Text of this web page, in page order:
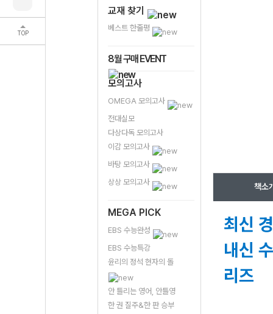
TOP
교재 찾기
베스트 한줄평
8월 구매 EVENT
모의고사
OMEGA 모의고사
전대실모
다상다독 모의고사
이감 모의고사
바탕 모의고사
상상 모의고사
MEGA PICK
EBS 수능완성
EBS 수능특강
윤리의 정석 현자의 돌
안 틀리는 영어, 안틀영
한 권 질주&한 판 승부
책소
최신
내신
리즈